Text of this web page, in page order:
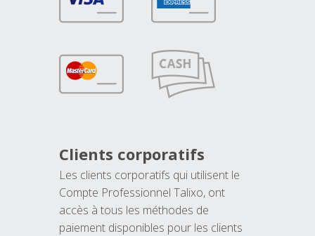
Clients corporatifs
Les clients corporatifs qui utilisent le
Compte Professionnel Talixo, ont
accès à tous les méthodes de
paiement disponibles pour les clients